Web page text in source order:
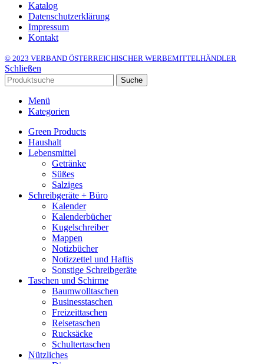
Katalog
Datenschutzerklärung
Impressum
Kontakt
© 2023 VERBAND ÖSTERREICHISCHER WERBEMITTELHÄNDLER
Schließen
Suche
Menü
Kategorien
Green Products
Haushalt
Lebensmittel
Getränke
Süßes
Salziges
Schreibgeräte + Büro
Kalender
Kalenderbücher
Kugelschreiber
Mappen
Notizbücher
Notizzettel und Haftis
Sonstige Schreibgeräte
Taschen und Schirme
Baumwolltaschen
Businesstaschen
Freizeittaschen
Reisetaschen
Rucksäcke
Schultertaschen
Nützliches